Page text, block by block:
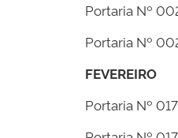
Portaria Nº
Portaria Nº
FEVEREIRO
Portaria Nº